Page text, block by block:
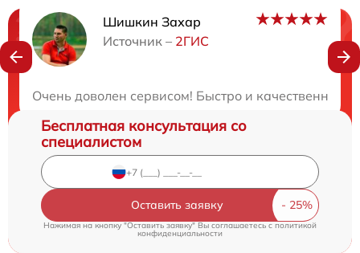
Шишкин Захар
Источник – 2ГИС
Очень доволен сервисом! Быстро и качественно
Нужна консультация?
Бесплатная консультация со
специалистом
Оставить заявку
Нажимая на кнопку "Оставить заявку" Вы соглашаетесь cполитикой
конфиденциальности